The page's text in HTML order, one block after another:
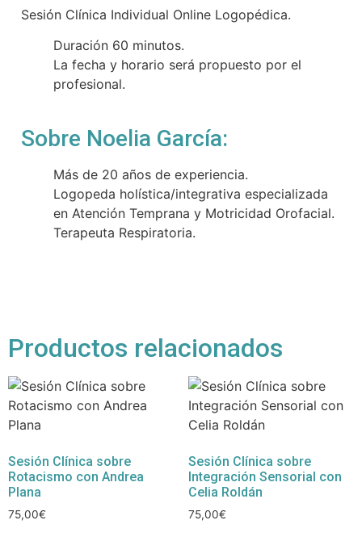
Sesión Clínica Individual Online Logopédica.
Duración 60 minutos.
La fecha y horario será propuesto por el
profesional.
Sobre Noelia García:
Más de 20 años de experiencia.
Logopeda holística/integrativa especializada
en Atención Temprana y Motricidad Orofacial.
Terapeuta Respiratoria.
Productos relacionados
Sesión Clínica sobre
Rotacismo con Andrea
Plana
75,00€
Sesión Clínica sobre
Integración Sensorial con
Celia Roldán
75,00€